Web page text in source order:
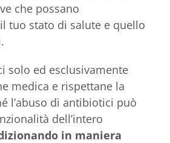
che possano
tuo stato di salute e quello
solo ed esclusivamente
medica e rispettane la
l’abuso di antibiotici può
dell’intero
in maniera